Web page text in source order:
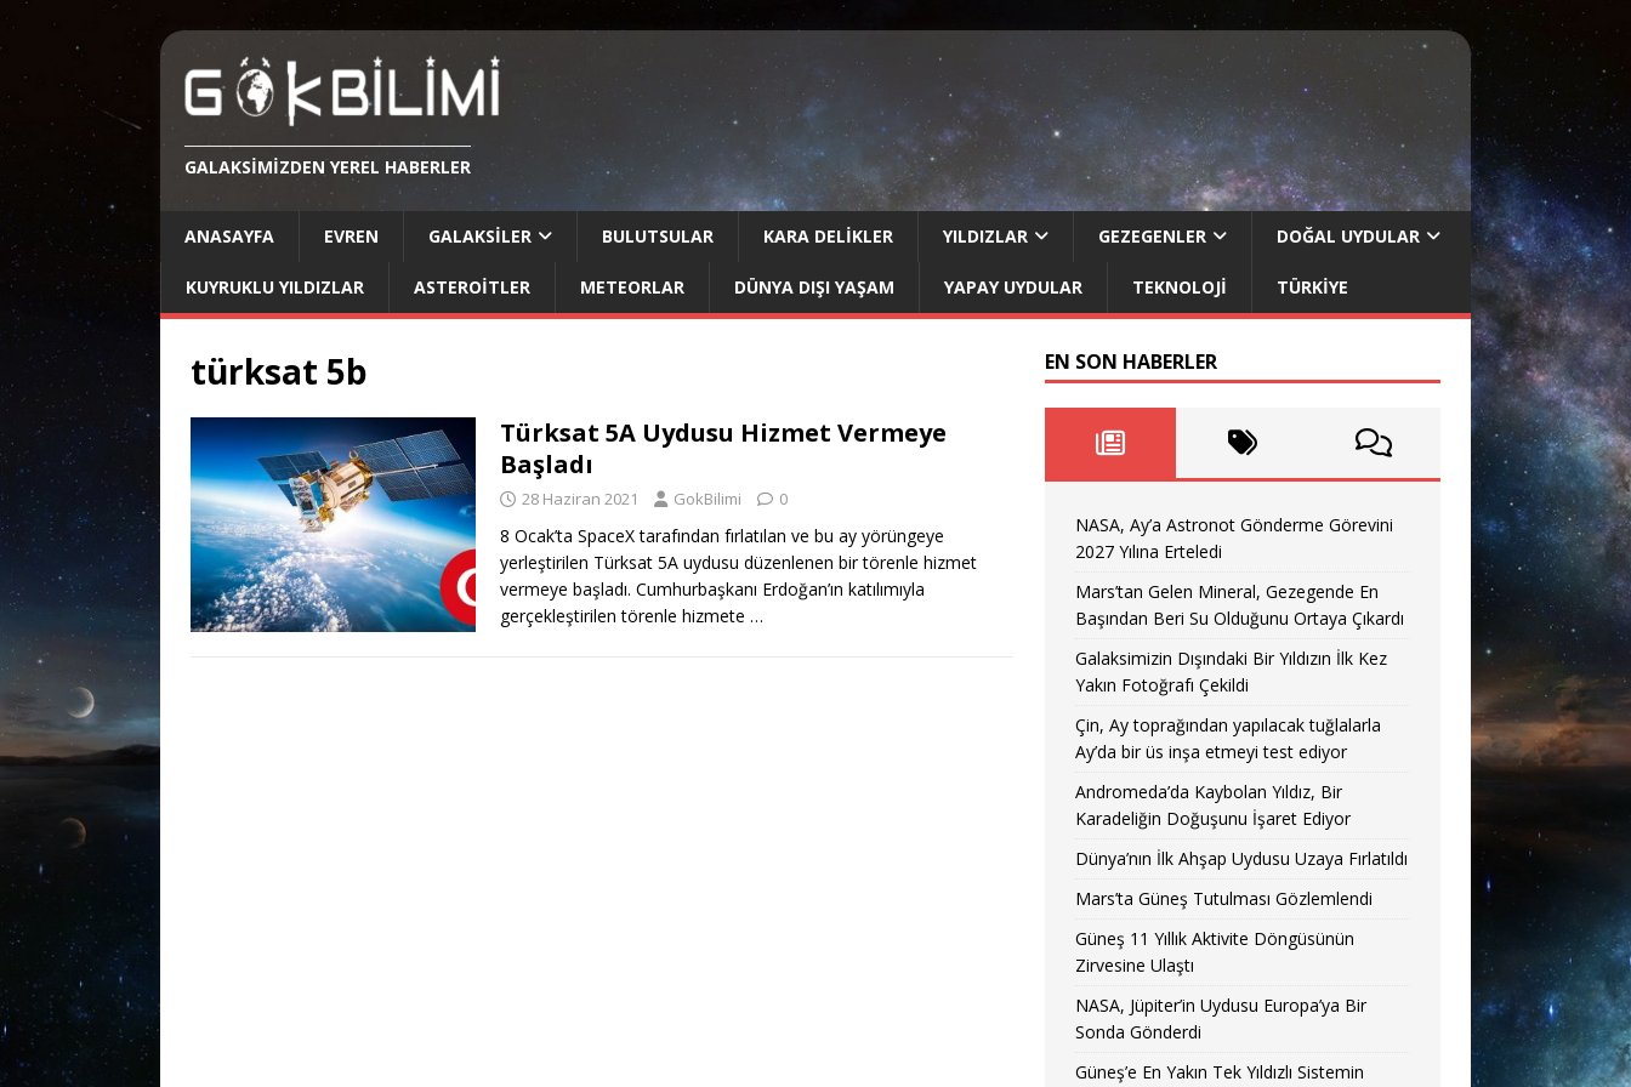
GALAKSIMIZDEN YEREL HABERLER
ANASAYFA EVREN GALAKSILER BULUTSULAR KARA DELIKLER YILDIZLAR GEZEGENLER DOĞAL UYDULAR
KUYRUKLU YILDIZLAR ASTEROITLER METEORLAR DÜNYA DIŞI YAŞAM YAPAY UYDULAR TEKNOLOJI TÜRKIYE
türksat 5b
Türksat 5A Uydusu Hizmet Vermeye
Başladı
28 Haziran 2021 GokBilimi 0
8 Ocak’ta SpaceX tarafından fırlatılan ve bu ay yörüngeye
yerleştirilen Türksat 5A uydusu düzenlenen bir törenle hizmet
vermeye başladı. Cumhurbaşkanı Erdoğan’ın katılımıyla
gerçekleştirilen törenle hizmete …
EN SON HABERLER
NASA, Ay’a Astronot Gönderme Görevini
2027 Yılına Erteledi
Mars’tan Gelen Mineral, Gezegende En
Başından Beri Su Olduğunu Ortaya Çıkardı
Galaksimizin Dışındaki Bir Yıldızın İlk Kez
Yakın Fotoğrafı Çekildi
Çin, Ay toprağından yapılacak tuğlalarla
Ay’da bir üs inşa etmeyi test ediyor
Andromeda’da Kaybolan Yıldız, Bir
Karadeliğin Doğuşunu İşaret Ediyor
Dünya’nın İlk Ahşap Uydusu Uzaya Fırlatıldı
Mars’ta Güneş Tutulması Gözlemlendi
Güneş 11 Yıllık Aktivite Döngüsünün
Zirvesine Ulaştı
NASA, Jüpiter’in Uydusu Europa’ya Bir
Sonda Gönderdi
Güneş’e En Yakın Tek Yıldızlı Sistemin